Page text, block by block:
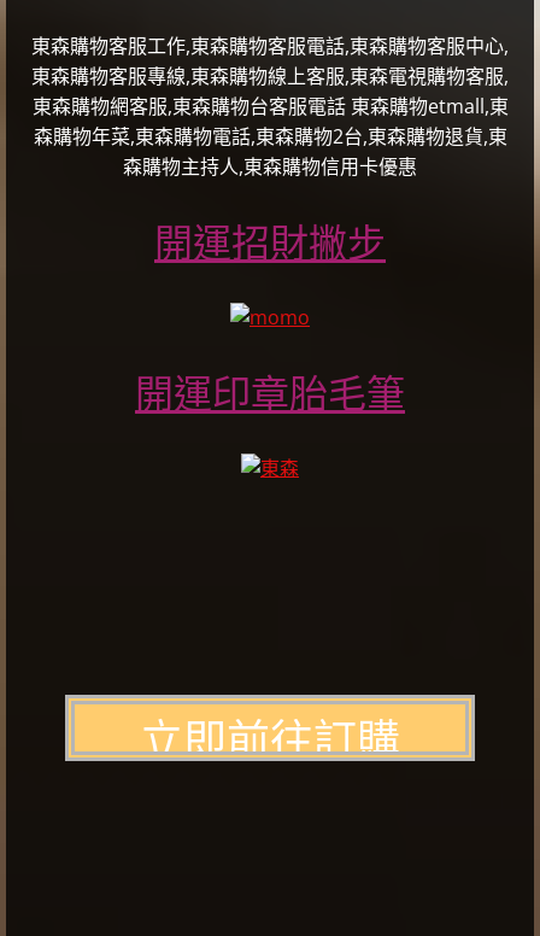
東森購物客服工作,東森購物客服電話,東森購物客服中心,
東森購物客服專線,東森購物線上客服,東森電視購物客服,
東森購物網客服,東森購物台客服電話 東森購物etmall,東
森購物年菜,東森購物電話,東森購物2台,東森購物退貨,東
森購物主持人,東森購物信用卡優惠
開運招財撇步
開運印章胎毛筆